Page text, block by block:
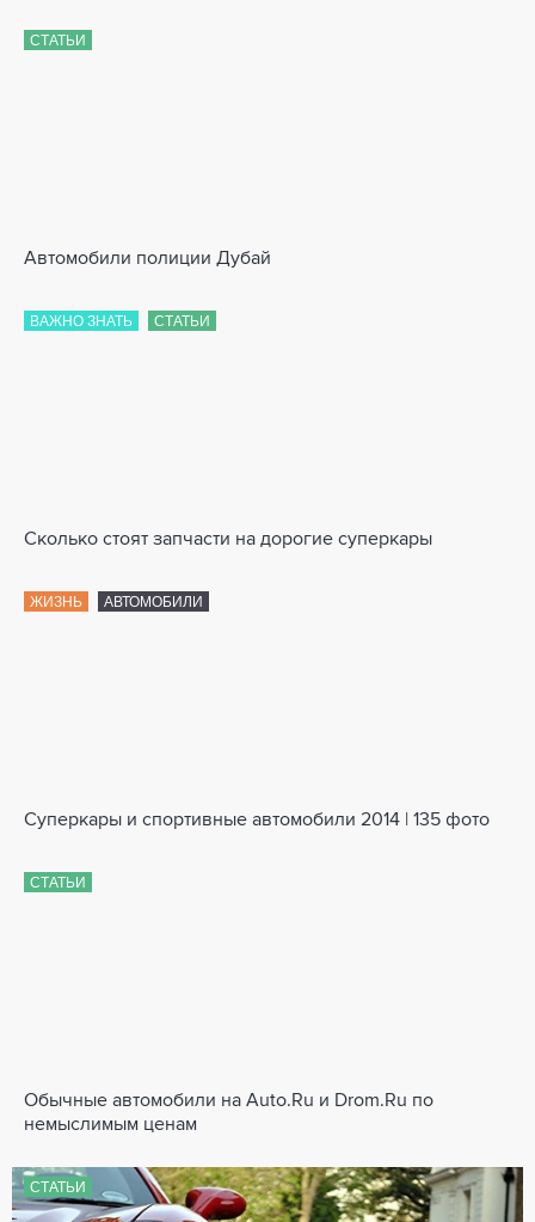
СТАТЬИ
Автомобили полиции Дубай
ВАЖНО ЗНАТЬ СТАТЬИ
Сколько стоят запчасти на дорогие суперкары
ЖИЗНЬ АВТОМОБИЛИ
Суперкары и спортивные автомобили 2014 | 135 фото
СТАТЬИ
Обычные автомобили на Auto.Ru и Drom.Ru по
немыслимым ценам
СТАТЬИ